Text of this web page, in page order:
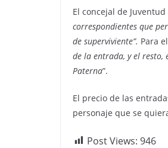
El concejal de
correspondientes que
de superviviente”. Para
de la entrada, y el resto,
Paterna”.
El precio de las
personaje que se
Post Views: 946